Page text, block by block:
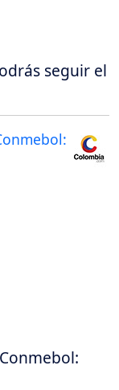
seguir el